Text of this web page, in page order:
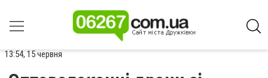
13:54, 15 червня